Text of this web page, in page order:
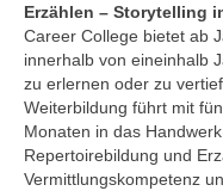
Erzählen – Storytelling
Career College bietet ab
innerhalb von eineinhalb
zu erlernen oder zu
Weiterbildung führt mit
Monaten in das
Repertoirebildung und
Vermittlungskompetenz